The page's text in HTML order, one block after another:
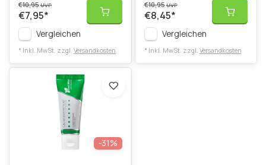
€10,95UVP
€7,95*
Vergleichen
* Inkl. MwSt. zzgl. Versandkosten
€10,95UVP
€8,45*
Vergleichen
* Inkl. MwSt. zzgl. Versandkosten
-31%